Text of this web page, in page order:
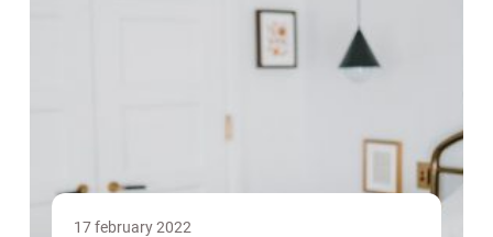
17 february 2022